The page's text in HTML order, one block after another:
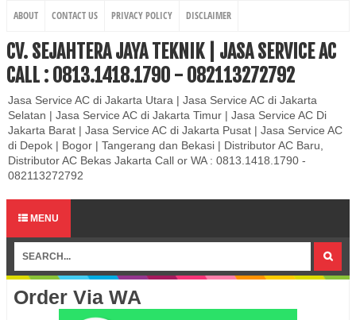
ABOUT CONTACT US PRIVACY POLICY DISCLAIMER
CV. SEJAHTERA JAYA TEKNIK | JASA SERVICE AC
CALL : 0813.1418.1790 - 082113272792
Jasa Service AC di Jakarta Utara | Jasa Service AC di Jakarta
Selatan | Jasa Service AC di Jakarta Timur | Jasa Service AC Di
Jakarta Barat | Jasa Service AC di Jakarta Pusat | Jasa Service AC
di Depok | Bogor | Tangerang dan Bekasi | Distributor AC Baru,
Distributor AC Bekas Jakarta Call or WA : 0813.1418.1790 -
082113272792
MENU
Order Via WA